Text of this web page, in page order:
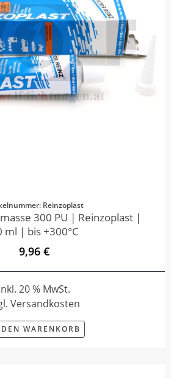
Reinzoplast
300 PU | Reinzoplast |
ml | bis +300°C
9,96 €
20 % MwSt.
Versandkosten
WARENKORB